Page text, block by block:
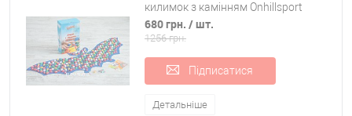
килимок з камінням Onhillsport
Кажан (MS-1267)
680 грн. / шт.
1256 грн.
Підписатися
Детальніше